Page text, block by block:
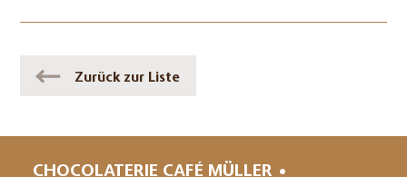
Zurück zur Liste
CHOCOLATERIE CAFÉ MÜLLER